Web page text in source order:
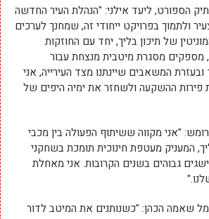
הספורט, ליעד אילני: "הנהלת העיר החדשה
ולתמוך בפרויקט ייחודי זה, שמחנך לערכים
של תיכון בליך, יחד עם החוזקות
מספקים מסגרת מיטבית מנצחת עבור
המשאבים שיינתנו מצד העירייה, אני
ההשקעה ולשחזר את ימיה היפים של
"אני מקווה ששיתוף הפעולה בין מכבי
המעניק מעטפת חינוכית תומכת בשחקני
גבוהים בשנים הקרובות. אני מאחלת
שאמה הכהן: "כשנותנים את המיטב לדור